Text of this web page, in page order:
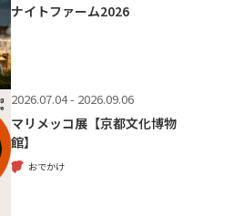
ナイトファーム2026
2026.07.04 - 2026.09.06
マリメッコ展【京都文化博物
館】
おでかけ